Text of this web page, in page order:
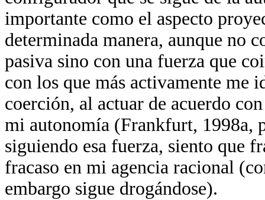
importante como el aspecto
determinada manera, aunque no
pasiva sino con una fuerza que
con los que más activamente me
coerción, al actuar de acuerdo
mi autonomía (Frankfurt, 1998a,
siguiendo esa fuerza, siento que
fracaso en mi agencia racional
embargo sigue drogándose).